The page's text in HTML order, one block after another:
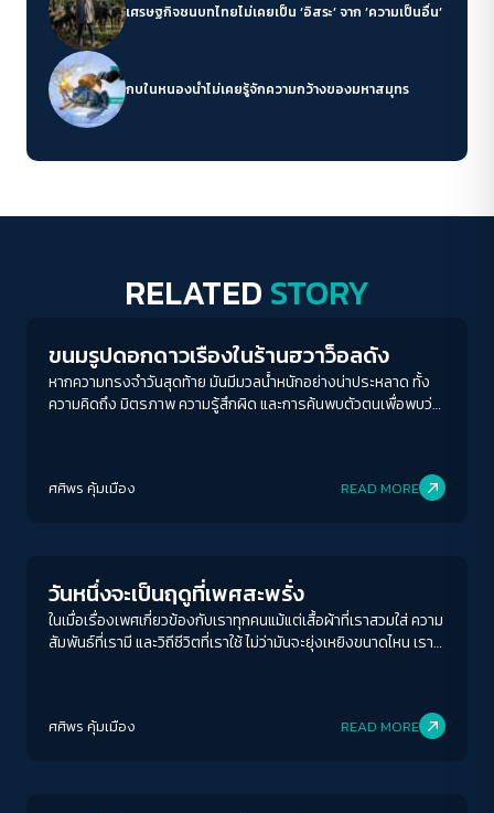
เศรษฐกิจชนบทไทยไม่เคยเป็น ‘อิสระ’ จาก ‘ความเป็นอื่น’
กบในหนองน้ำไม่เคยรู้จักความกว้างของมหาสมุทร
RELATED STORY
ขนมรูปดอกดาวเรืองในร้านฮวาว็อลดัง
หากความทรงจำวันสุดท้าย มันมีมวลน้ำหนักอย่างน่าประหลาด ทั้ง
ความคิดถึง มิตรภาพ ความรู้สึกผิด และการค้นพบตัวตนเพื่อพบว่า
ศศิพร คุ้มเมือง READ MORE
วันหนึ่งจะเป็นฤดูที่เพศสะพรั่ง
ในเมื่อเรื่องเพศเกี่ยวข้องกับเราทุกคนแม้แต่เสื้อผ้าที่เราสวมใส่ ความ
สัมพันธ์ที่เรามี และวิถีชีวิตที่เราใช้ ไม่ว่ามันจะยุ่งเหยิงขนาดไหน เราก็
ศศิพร คุ้มเมือง READ MORE